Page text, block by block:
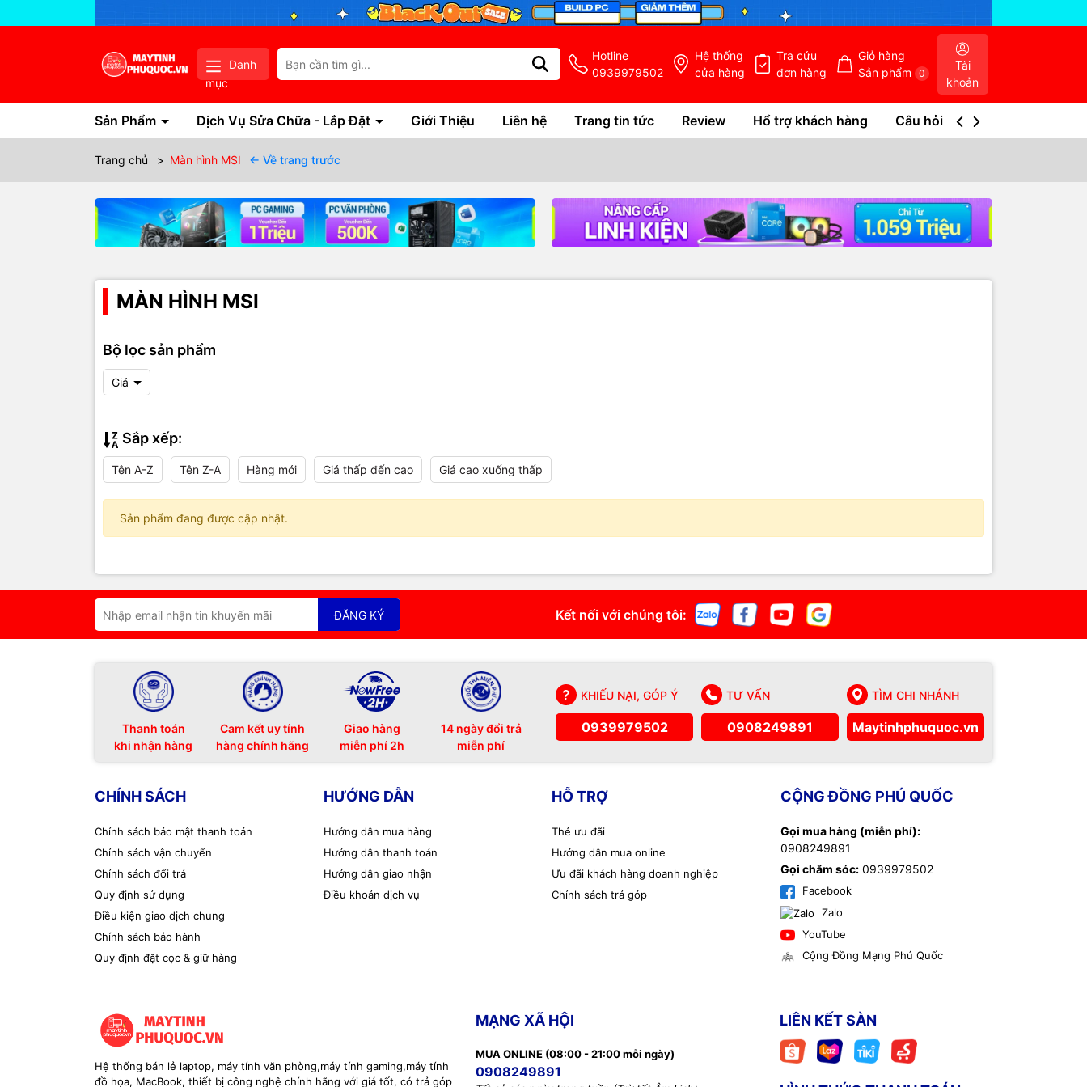
Danh
mục
Hotline
0939979502
Hệ thống
cửa hàng
Tra cứu
đơn hàng
Giỏ hàng
Sản phẩm
0
Tài
khoản
Sản Phẩm Dịch Vụ Sửa Chữa - Lắp Đặt Giới Thiệu Liên hệ Trang tin tức Review Hổ trợ khách hàng Câu hỏi thường gặp
Trang chủ > Màn hình MSI ← Về trang trước
MÀN HÌNH MSI
Bộ lọc sản phẩm
Giá
Sắp xếp:
Tên A-Z Tên Z-A Hàng mới Giá thấp đến cao Giá cao xuống thấp
Sản phẩm đang được cập nhật.
ĐĂNG KÝ Kết nối với chúng tôi:
Thanh toán
khi nhận hàng
Cam kết uy tính
hàng chính hãng
Giao hàng
miễn phí 2h
14 ngày đổi trả
miễn phí
KHIẾU NẠI, GÓP Ý
0939979502
TƯ VẤN
0908249891
TÌM CHI NHÁNH
Maytinhphuquoc.vn
CHÍNH SÁCH
Chính sách bảo mật thanh toán
Chính sách vận chuyển
Chính sách đổi trả
Quy định sử dụng
Điều kiện giao dịch chung
Chính sách bảo hành
Quy định đặt cọc & giữ hàng
HƯỚNG DẪN
Hướng dẫn mua hàng
Hướng dẫn thanh toán
Hướng dẫn giao nhận
Điều khoản dịch vụ
HỖ TRỢ
Thẻ ưu đãi
Hướng dẫn mua online
Ưu đãi khách hàng doanh nghiệp
Chính sách trả góp
CỘNG ĐỒNG PHÚ QUỐC
Gọi mua hàng (miễn phí):
0908249891
Gọi chăm sóc:0939979502
Facebook
Zalo
YouTube
Cộng Đồng Mạng Phú Quốc
Hệ thống bán lẻ laptop, máy tính văn phòng,máy tính gaming,máy tính
đồ họa, MacBook, thiết bị công nghệ chính hãng với giá tốt, có trả góp
MẠNG XÃ HỘI
MUA ONLINE (08:00 - 21:00 mỗi ngày)
0908249891
LIÊN KẾT SÀN